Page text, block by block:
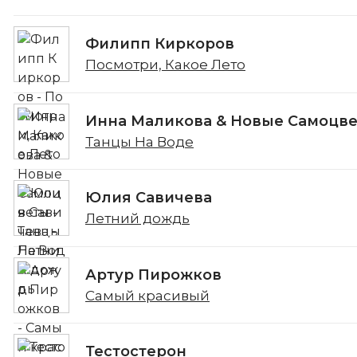
Филипп Киркоров
Посмотри, Какое Лето
Инна Маликова & Новые
Танцы На Воде
Юлия Савичева
Летний дождь
Артур Пирожков
Самый красивый
Тестостерон